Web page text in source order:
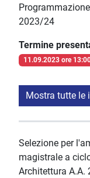
2023/24
Termine
11.09.2023 ore
Mostra tutte le
Selezione per
magistrale a
Architettura A.A.